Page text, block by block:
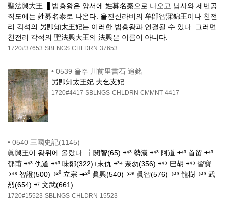
聖法興大王 ▐ 법흥왕은 양서에 姓募名秦으로 나오고 남사와 제번공
직도에는 姓募名泰로 나온다. 울진신라비의 牟卽智寐錦王이나 천전
리 각석의 另卽知太王妃는 이러한 법흥왕과 연결될 수 있다. 그러면
천전리 각석의 聖法興大王의 法興은 이름이 아니다.
1720#37653 SBLNGS CHLDRN 37653
• 0539 울주 川前里書石 追銘
另卽知太王妃 夫乞支妃
1720#4417 SBLNGS CHLDRN CMMNT 4417
• 0540 三國史記(1145)
眞興王이 왕위에 올랐다. ┆閼智(65) ￫⁴³ 勢漢 ￫⁴³ 阿道 ￫⁴³ 首留 ￫⁴³
郁甫 ￫⁴³ 仇道 ￫⁴³ 味鄒(322)+末仇 ￫³⁴ 奈勿(356) ￫⁴⁸ 巴胡 ￫⁴⁸ 習寶
￫⁴⁸ 智證(500) ￫²⁰ 立宗 ➔²⁰ 眞興(540) ￫³⁶ 眞智(576) ￫³⁹ 龍樹 ￫³⁹ 武
烈(654) ￫⁷ 文武(661)
1720#15523 SBLNGS CHLDRN 15523